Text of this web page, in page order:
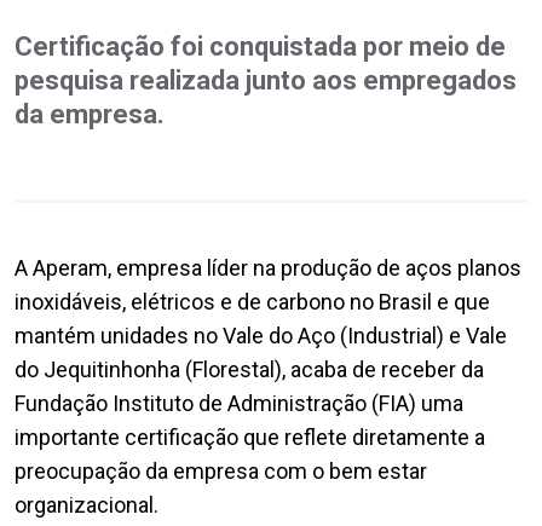
Certificação foi conquistada por meio de
pesquisa realizada junto aos empregados
da empresa.
A Aperam, empresa líder na produção de aços planos
inoxidáveis, elétricos e de carbono no Brasil e que
mantém unidades no Vale do Aço (Industrial) e Vale
do Jequitinhonha (Florestal), acaba de receber da
Fundação Instituto de Administração (FIA) uma
importante certificação que reflete diretamente a
preocupação da empresa com o bem estar
organizacional.